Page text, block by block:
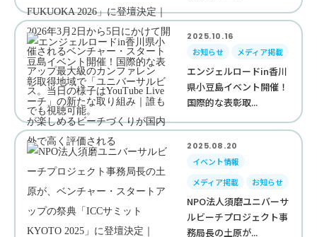
2025.10.16
お知らせ
メディア掲載
エンジェルロードin香川
県小豆島イベント開催！
国際的な表彰取...
2025.08.20
イベント情報
メディア掲載
お知らせ
NPO法人須磨ユニバーサ
ルビーチプロジェクト事
務局長の土原が...